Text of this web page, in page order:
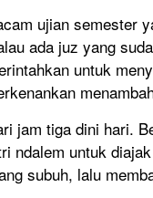
ujian semester
ada juz yang
untuk
jam tiga dini hari.
ndalem untuk
subuh, lalu